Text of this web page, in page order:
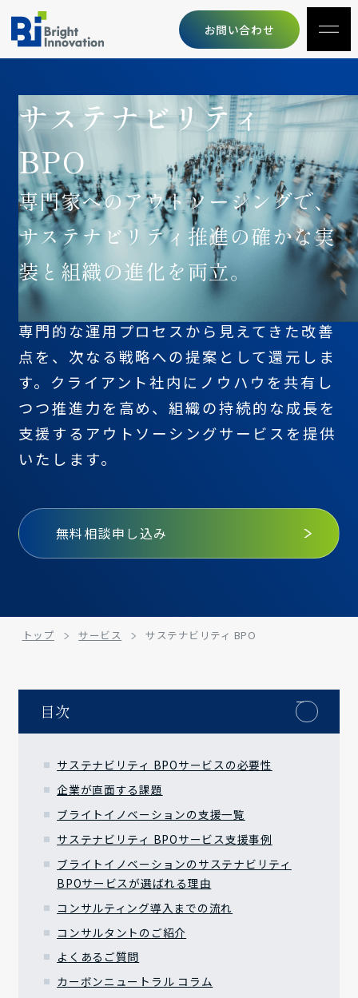
お問い合わせ
サステナビリティ
BPO
専門家へのアウトソーシングで、
サステナビリティ推進の確かな実
装と組織の進化を両立。
専門的な運用プロセスから見えてきた改善
点を、次なる戦略への提案として還元しま
す。クライアント社内にノウハウを共有し
つつ推進力を高め、組織の持続的な成長を
支援するアウトソーシングサービスを提供
いたします。
無料相談申し込み
トップ サービス サステナビリティ BPO
目次
サステナビリティ BPOサービスの必要性
企業が直面する課題
ブライトイノベーションの支援一覧
サステナビリティ BPOサービス支援事例
ブライトイノベーションのサステナビリティ
BPOサービスが選ばれる理由
コンサルティング導入までの流れ
コンサルタントのご紹介
よくあるご質問
カーボンニュートラル コラム